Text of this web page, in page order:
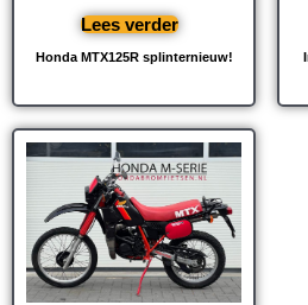
Honda MTX125R splinternieuw!
Lees verder